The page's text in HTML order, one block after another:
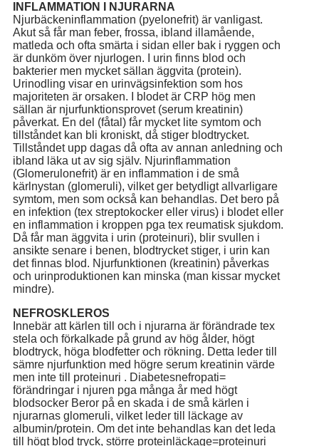
INFLAMMATION I NJURARNA
Njurbäckeninflammation (pyelonefrit) är vanligast.
Akut så får man feber, frossa, ibland illamående,
matleda och ofta smärta i sidan eller bak i ryggen och
är dunköm över njurlogen. I urin finns blod och
bakterier men mycket sällan äggvita (protein).
Urinodling visar en urinvägsinfektion som hos
majoriteten är orsaken. I blodet är CRP hög men
sällan är njurfunktionsprovet (serum kreatinin)
påverkat. En del (fåtal) får mycket lite symtom och
tillståndet kan bli kroniskt, då stiger blodtrycket.
Tillståndet upp dagas då ofta av annan anledning och
ibland läka ut av sig själv. Njurinflammation
(Glomerulonefrit) är en inflammation i de små
kärlnystan (glomeruli), vilket ger betydligt allvarligare
symtom, men som också kan behandlas. Det bero på
en infektion (tex streptokocker eller virus) i blodet eller
en inflammation i kroppen pga tex reumatisk sjukdom.
Då får man äggvita i urin (proteinuri), blir svullen i
ansikte senare i benen, blodtrycket stiger, i urin kan
det finnas blod. Njurfunktionen (kreatinin) påverkas
och urinproduktionen kan minska (man kissar mycket
mindre).
NEFROSKLEROS
Innebär att kärlen till och i njurarna är förändrade tex
stela och förkalkade på grund av hög ålder, högt
blodtryck, höga blodfetter och rökning. Detta leder till
sämre njurfunktion med högre serum kreatinin värde
men inte till proteinuri . Diabetesnefropati=
förändringar i njuren pga många år med högt
blodsocker Beror på en skada i de små kärlen i
njurarnas glomeruli, vilket leder till läckage av
albumin/protein. Om det inte behandlas kan det leda
till högt blod tryck, större proteinläckage=proteinuri